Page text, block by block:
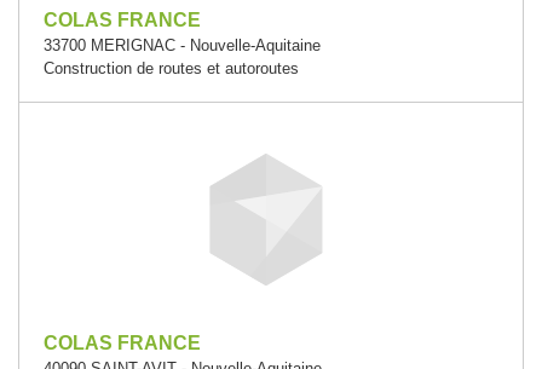
COLAS FRANCE
33700 MERIGNAC - Nouvelle-Aquitaine
Construction de routes et autoroutes
COLAS FRANCE